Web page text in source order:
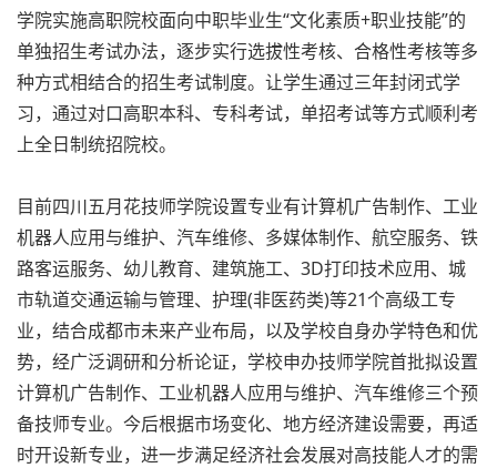
学院实施高职院校面向中职毕业生“文化素质+职业技能”的
单独招生考试办法，逐步实行选拔性考核、合格性考核等多
种方式相结合的招生考试制度。让学生通过三年封闭式学
习，通过对口高职本科、专科考试，单招考试等方式顺利考
上全日制统招院校。
目前四川五月花技师学院设置专业有计算机广告制作、工业
机器人应用与维护、汽车维修、多媒体制作、航空服务、铁
路客运服务、幼儿教育、建筑施工、3D打印技术应用、城
市轨道交通运输与管理、护理(非医药类)等21个高级工专
业，结合成都市未来产业布局，以及学校自身办学特色和优
势，经广泛调研和分析论证，学校申办技师学院首批拟设置
计算机广告制作、工业机器人应用与维护、汽车维修三个预
备技师专业。今后根据市场变化、地方经济建设需要，再适
时开设新专业，进一步满足经济社会发展对高技能人才的需